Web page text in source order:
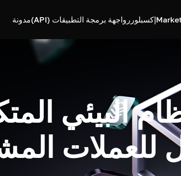
إكسبلورر واجهة برمجة التطبيقات (API) مدونة
البيئي
للعملات